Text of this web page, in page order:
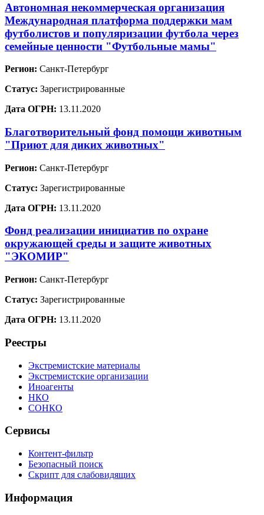
Автономная некоммерческая организация
Международная платформа поддержки мам
футболистов и популяризации футбола через
семейные ценности "Футбольные мамы"
Регион: Санкт-Петербург
Статус: Зарегистрированные
Дата ОГРН: 13.11.2020
Благотворительный фонд помощи животным
"Приют для диких животных"
Регион: Санкт-Петербург
Статус: Зарегистрированные
Дата ОГРН: 13.11.2020
Фонд реализации инициатив по охране
окружающей среды и защите животных
"ЭКОМИР"
Регион: Санкт-Петербург
Статус: Зарегистрированные
Дата ОГРН: 13.11.2020
Реестры
Экстремистские материалы
Экстремистские организации
Иноагенты
НКО
СОНКО
Сервисы
Контент-фильтр
Безопасный поиск
Скрипт для слабовидящих
Информация